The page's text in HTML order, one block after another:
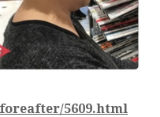
5609.html